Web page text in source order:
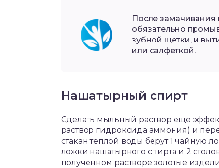
После замачивания
обязательно
зубной щетки, и
или салфеткой.
Нашатырный спирт
Сделать мыльный раствор еще
раствор гидроксида аммония) и
стакан теплой воды берут 1 чайную
ложки нашатырного спирта и 2
полученном растворе золотые